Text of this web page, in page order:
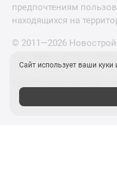
предпочтениям
находящихся на
© 2011—2026
Сайт использует ваши